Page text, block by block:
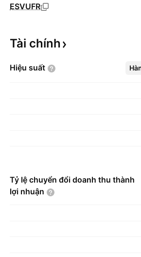
ESVUFR
Tài chính
Hiệu suất
Tỷ lệ chuyển đổi doanh thu thành
lợi nhuận